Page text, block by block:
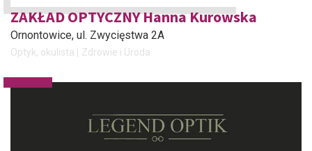
ZAKŁAD OPTYCZNY Hanna Kurowska
Ornontowice, ul. Zwycięstwa 2A
Optyk, okulista Zdrowie i Uroda